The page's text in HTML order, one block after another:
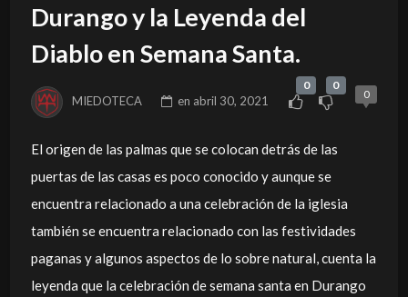
Durango y la Leyenda del
Diablo en Semana Santa.
MIEDOTECA en abril 30, 2021
0 0
0
El origen de las palmas que se colocan detrás de las
puertas de las casas es poco conocido y aunque se
encuentra relacionado a una celebración de la iglesia
también se encuentra relacionado con las festividades
paganas y algunos aspectos de lo sobre natural, cuenta la
leyenda que la celebración de semana santa en Durango